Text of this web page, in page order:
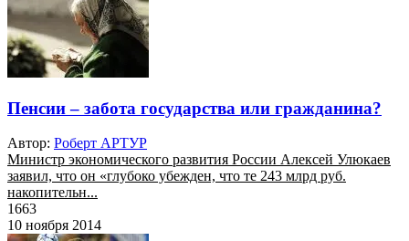
Пенсии – забота государства или гражданина?
Автор: Роберт АРТУР
Министр экономического развития России Алексей Улюкаев
заявил, что он «глубоко убежден, что те 243 млрд руб.
накопительн...
1663
10 ноября 2014